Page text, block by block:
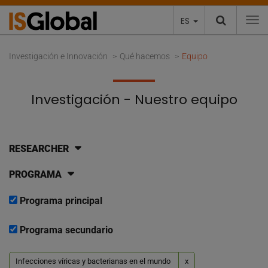
ES
Investigación e Innovación Qué hacemos Equipo
Investigación - Nuestro equipo
RESEARCHER
PROGRAMA
Programa principal
Programa secundario
Infecciones víricas y bacterianas en el mundo x